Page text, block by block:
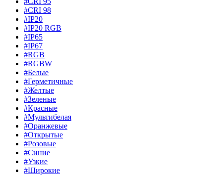
#CRI 98
#IP20
#IP20 RGB
#IP65
#IP67
#RGB
#RGBW
#Белые
#Герметичные
#Желтые
#Зеленые
#Красные
#Мультибелая
#Оранжевые
#Открытые
#Розовые
#Синие
#Узкие
#Широкие